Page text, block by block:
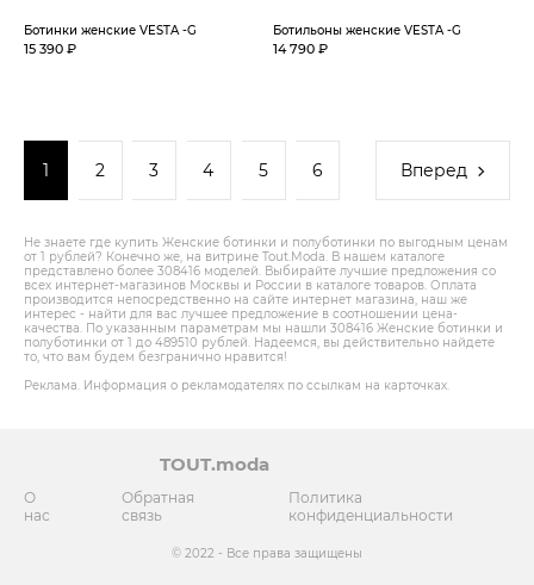
Ботинки женские VESTA -G
15 390 ₽
Ботильоны женские VESTA -G
14 790 ₽
1 2 3 4 5 6 Вперед
Не знаете где купить Женские ботинки и полуботинки по выгодным ценам
от 1 рублей? Конечно же, на витрине Tout.Modа. В нашем каталоге
представлено более 308416 моделей. Выбирайте лучшие предложения со
всех интернет-магазинов Москвы и России в каталоге товаров. Оплата
производится непосредственно на сайте интернет магазина, наш же
интерес - найти для вас лучшее предложение в соотношении цена-
качества. По указанным параметрам мы нашли 308416 Женские ботинки и
полуботинки от 1 до 489510 рублей. Надеемся, вы действительно найдете
то, что вам будем безгранично нравится!
Реклама. Информация о рекламодателях по ссылкам на карточках.
TOUT.moda
О
нас
Обратная
связь
Политика
конфиденциальности
© 2022 - Все права защищены